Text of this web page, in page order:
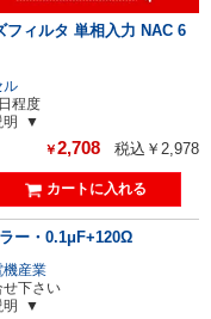
フィルタ 単相入力 NAC 6
ル
程度
明
￥2,708 税込￥2,978
ー・0.1μF+120Ω
機産業
せ下さい
明